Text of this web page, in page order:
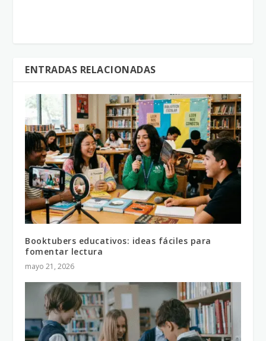
ENTRADAS RELACIONADAS
Booktubers educativos: ideas fáciles para
fomentar lectura
mayo 21, 2026